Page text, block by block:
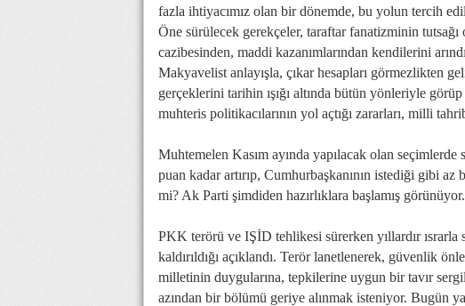
fazla ihtiyacımız olan bir dönemde, bu yolun tercih
Öne sürülecek gerekçeler, taraftar fanatizminin
cazibesinden, maddi kazanımlarından kendilerini
Makyavelist anlayışla, çıkar hesapları görmezlikten
gerçeklerini tarihin ışığı altında bütün yönleriyle
muhteris politikacılarının yol açtığı zararları, milli
Muhtemelen Kasım ayında yapılacak olan
puan kadar artırıp, Cumhurbaşkanının istediği gibi
mi? Ak Parti şimdiden hazırlıklara başlamış görünüyor.
PKK terörü ve IŞİD tehlikesi sürerken yıllardır ısrarla
kaldırıldığı açıklandı. Terör lanetlenerek, güvenlik
milletinin duygularına, tepkilerine uygun bir tavır
azından bir bölümü geriye alınmak isteniyor. Bugün